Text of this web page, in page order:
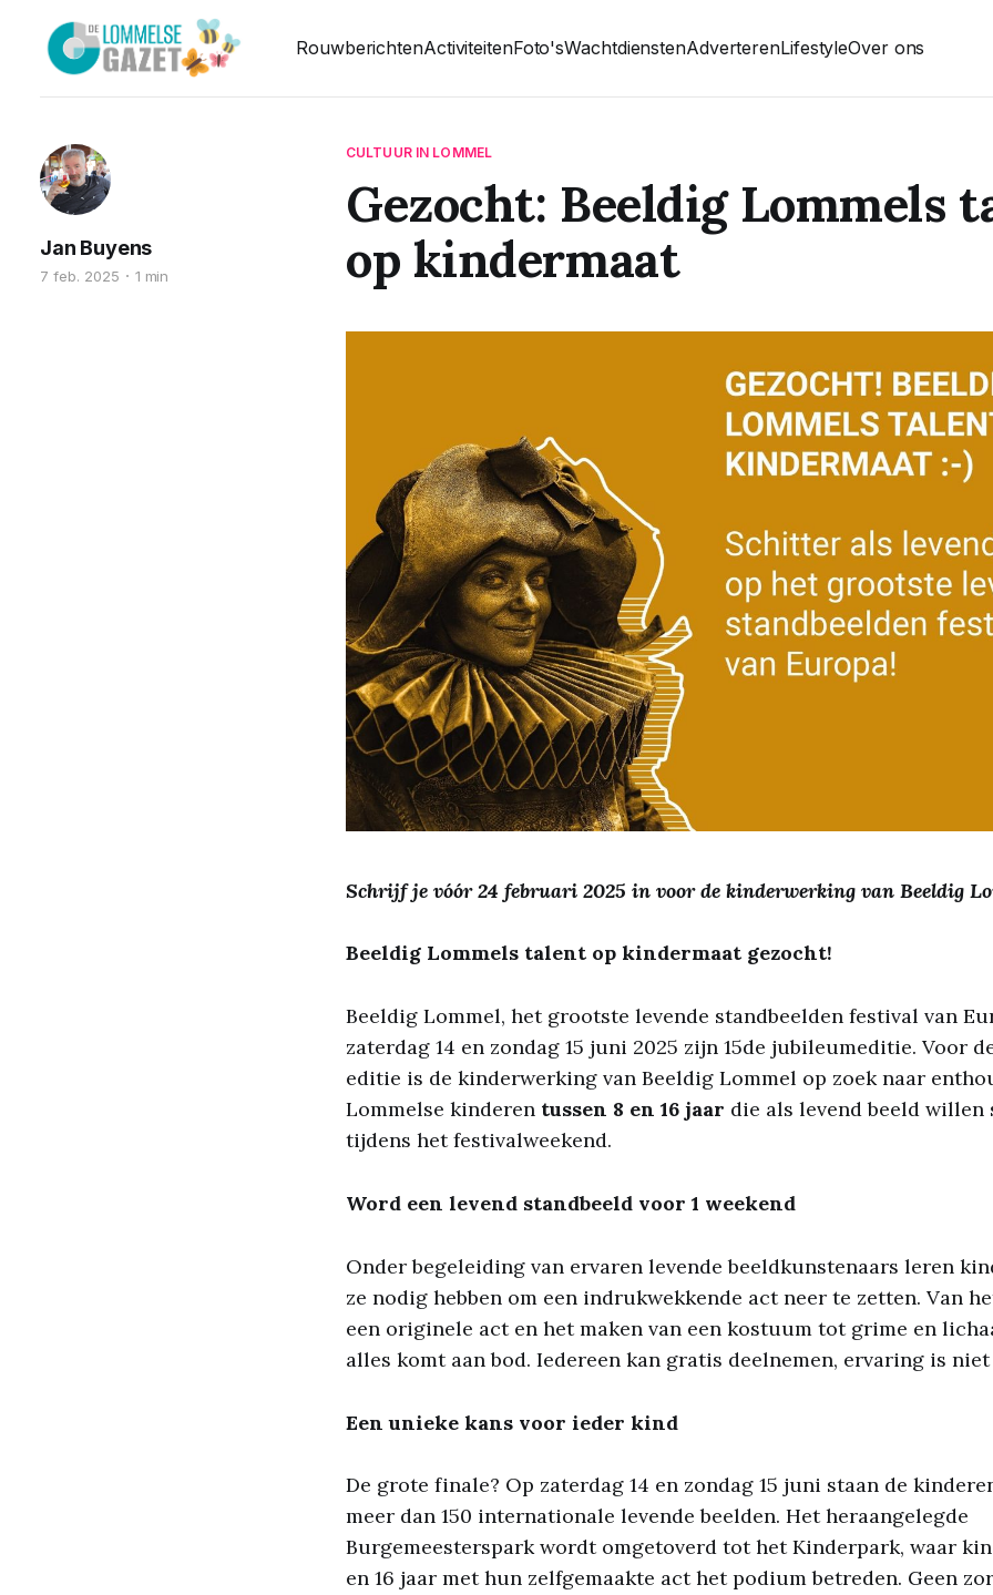
RouwberichtenActiviteitenFoto'sWachtdienstenAdverterenLifestyleOver ons
CULTUUR IN LOMMEL
Gezocht: Beeldig Lommels
op kindermaat
Jan Buyens
7 feb. 2025 1 min
Schrijf je vóór 24 februari 2025 in voor de kinderwerking van Beeldig
Beeldig Lommels talent op kindermaat gezocht!
Beeldig Lommel, het grootste levende standbeelden festival van
zaterdag 14 en zondag 15 juni 2025 zijn 15de jubileumeditie. Voor
editie is de kinderwerking van Beeldig Lommel op zoek naar
Lommelse kinderen tussen 8 en 16 jaar die als levend beeld
tijdens het festivalweekend.
Word een levend standbeeld voor 1 weekend
Onder begeleiding van ervaren levende beeldkunstenaars leren
ze nodig hebben om een indrukwekkende act neer te zetten. Van
een originele act en het maken van een kostuum tot grime en
alles komt aan bod. Iedereen kan gratis deelnemen, ervaring is
Een unieke kans voor ieder kind
De grote finale? Op zaterdag 14 en zondag 15 juni staan de
meer dan 150 internationale levende beelden. Het heraangelegde
Burgemeesterspark wordt omgetoverd tot het Kinderpark, waar
en 16 jaar met hun zelfgemaakte act het podium betreden. Geen